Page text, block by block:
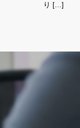
り […]